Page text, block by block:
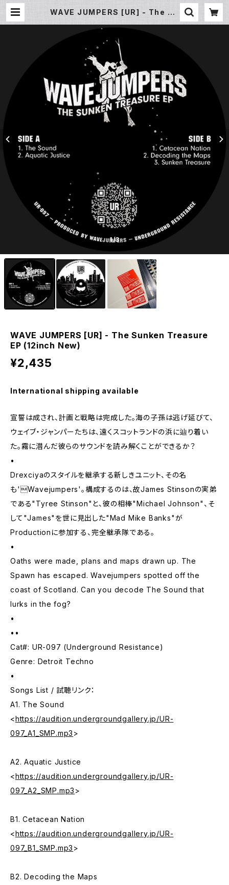
WAVE JUMPERS [UR] - The Su
w) | Underground Gallery Rec
ord Store
1/3
WAVE JUMPERS [UR] - The Sunken Treasure
EP (12inch New)
¥2,435
International shipping available
宣誓は成され、計画と戦略は完成した。海の子孫は逃げ延びて、
ウェイブ・ジャンパーたちは、遠くスコットランドの浜に辿り着い
た。霧に潜んだ彼らのサウンドを読み解くことができるか？
•
Drexciyaのスタイルを継承する新しきユニット、その名
も'Wavejumpers'。構成するのは、故James Stinsonの実弟
である"Tyree Stinson"と、彼の相棒"Michael Johnson"、そ
して"James"を世に見出した"Mad Mike Banks"が
Productionに参加する、完全継承隊である。
•
Oaths were made, plans and maps drawn up. The
Spawn has escaped. Wavejumpers spotted off the
coast of Scotland. Can you decode The Sound that
lurks in the fog?
•
••
Cat#: UR-097 (Underground Resistance)
Genre: Detroit Techno
•
Songs List / 試聴リンク：
A1. The Sound
<https://audition.undergroundgallery.jp/UR-
097_A1_SMP.mp3 >
A2. Aquatic Justice
<https://audition.undergroundgallery.jp/UR-
097_A2_SMP.mp3 >
B1. Cetacean Nation
<https://audition.undergroundgallery.jp/UR-
097_B1_SMP.mp3 >
B2. Decoding the Maps